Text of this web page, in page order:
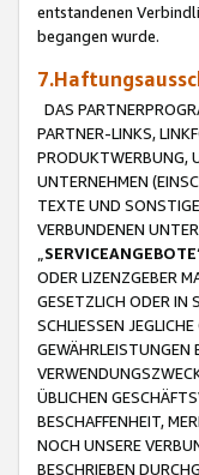
entstandenen
begangen wurde.
DAS
PARTNER-LINKS,
PRODUKTWERBUNG,
UNTERNEHMEN
TEXTE UND
VERBUNDENEN
SERVICEANGEBOTE
ODER LIZENZGEBER
GESETZLICH ODER IN
SCHLIESSEN
GEWÄHRLEISTUNGEN
ÜBLICHEN
BESCHAFFENHEIT,
NOCH UNSERE
BESCHRIEBEN